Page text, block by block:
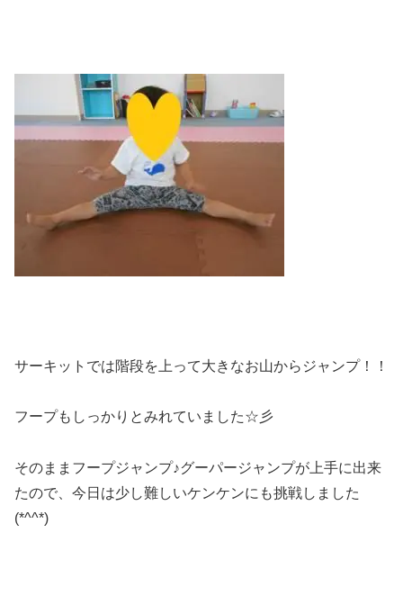
サーキットでは階段を上って大きなお山からジャンプ！！
フープもしっかりとみれていました☆彡
そのままフープジャンプ♪グーパージャンプが上手に出来
たので、今日は少し難しいケンケンにも挑戦しました
(*^^*)